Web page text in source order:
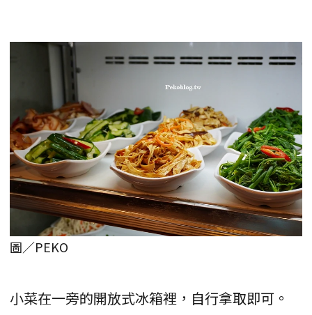
圖／PEKO
小菜在一旁的開放式冰箱裡，自行拿取即可。